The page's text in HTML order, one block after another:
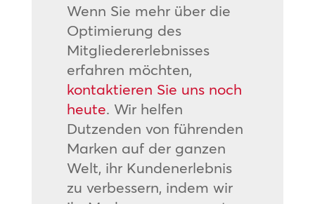
Wenn Sie mehr über die
Optimierung des
Mitgliedererlebnisses
erfahren möchten,
kontaktieren Sie uns noch
heute. Wir helfen
Dutzenden von führenden
Marken auf der ganzen
Welt, ihr Kundenerlebnis
zu verbessern, indem wir